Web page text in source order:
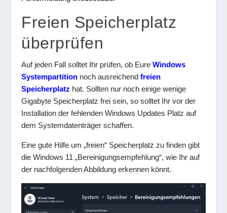
Freien Speicherplatz
überprüfen
Auf jeden Fall solltet Ihr prüfen, ob EureWindows
Systempartition noch ausreichendfreien
Speicherplatz hat. Sollten nur noch einige wenige
Gigabyte Speicherplatz frei sein, so solltet Ihr vor der
Installation der fehlenden Windows Updates Platz auf
dem Systemdatenträger schaffen.
Eine gute Hilfe um „freien“ Speicherplatz zu finden gibt
die Windows 11 „Bereinigungsempfehlung“, wie Ihr auf
der nachfolgenden Abbildung erkennen könnt.